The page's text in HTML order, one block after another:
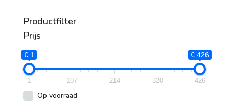
Productfilter
Prijs
€ 1 € 426
1 107 214 320 426
Op voorraad